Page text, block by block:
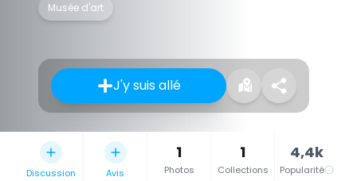
Musée d'art
J'y suis allé
Discussion Avis
1
Photos
1
Collections
4,4k
Popularité